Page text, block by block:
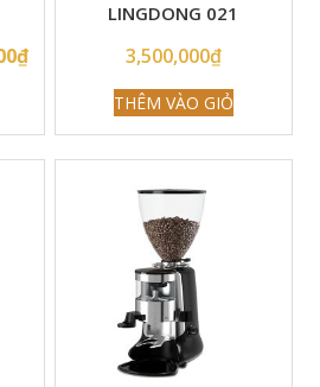
₫Current
52,200,000₫.
LINGDONG 021
3,500,000₫
THÊM VÀO GIỎ